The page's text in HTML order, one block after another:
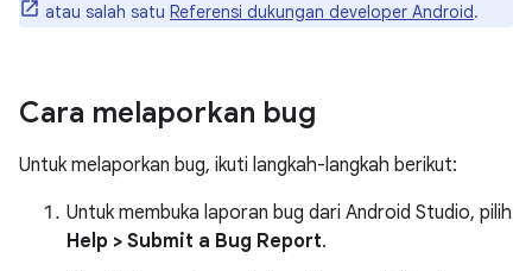
atau salah satu Referensi dukungan developer Android.
Cara melaporkan bug
Untuk melaporkan bug, ikuti langkah-langkah berikut:
Untuk membuka laporan bug dari Android Studio, pilih
Help > Submit a Bug Report.